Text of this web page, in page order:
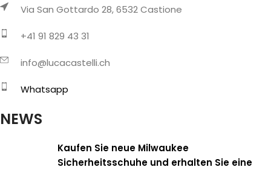
Via San Gottardo 28, 6532 Castione
+41 91 829 43 31
info@lucacastelli.ch
Whatsapp
NEWS
Kaufen Sie neue Milwaukee
Sicherheitsschuhe und erhalten Sie eine